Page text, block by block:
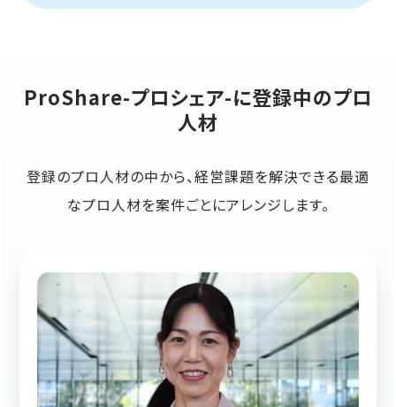
ProShare-プロシェア-に登録中のプロ
人材
登録のプロ人材の中から、経営課題を解決できる最適
なプロ人材を案件ごとにアレンジします。